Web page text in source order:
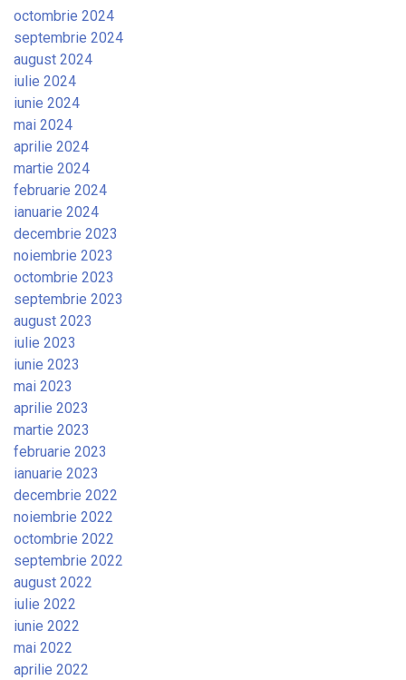
octombrie 2024
septembrie 2024
august 2024
iulie 2024
iunie 2024
mai 2024
aprilie 2024
martie 2024
februarie 2024
ianuarie 2024
decembrie 2023
noiembrie 2023
octombrie 2023
septembrie 2023
august 2023
iulie 2023
iunie 2023
mai 2023
aprilie 2023
martie 2023
februarie 2023
ianuarie 2023
decembrie 2022
noiembrie 2022
octombrie 2022
septembrie 2022
august 2022
iulie 2022
iunie 2022
mai 2022
aprilie 2022